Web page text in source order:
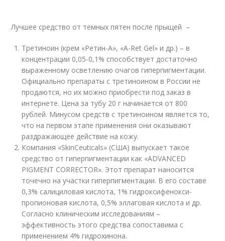
Лучшее средство от темных пятен после прыщей –
Третиноин (крем «Ретин-А», «A-Ret Gel» и др.) – в
концентрации 0,05-0,1% способствует достаточно
выраженному осветлению очагов гиперпигментации.
Официально препараты с третиноином в России не
продаются, но их можно приобрести под заказ в
интернете. Цена за тубу 20 г начинается от 800
рублей. Минусом средств с третиноином является то,
что на первом этапе применения они оказывают
раздражающее действие на кожу.
Компания «SkinCeuticals» (США) выпускает такое
средство от гиперпигментации как «ADVANCED
PIGMENT CORRECTOR». Этот препарат наносится
точечно на участки гиперпигментации. В его составе
0,3% салициловая кислота, 1% гидроксифенокси-
пропионовая кислота, 0,5% эллаговая кислота и др.
Согласно клиническим исследованиям –
эффективность этого средства сопоставима с
применением 4% гидрохинона.